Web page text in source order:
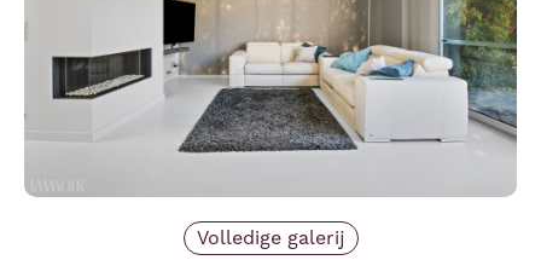
Volledige galerij